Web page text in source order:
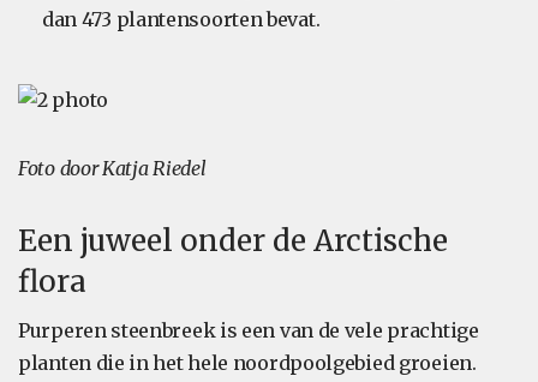
dan 473 plantensoorten bevat.
Foto door Katja Riedel
Een juweel onder de Arctische
flora
Purperen steenbreek is een van de vele prachtige
planten die in het hele noordpoolgebied groeien.